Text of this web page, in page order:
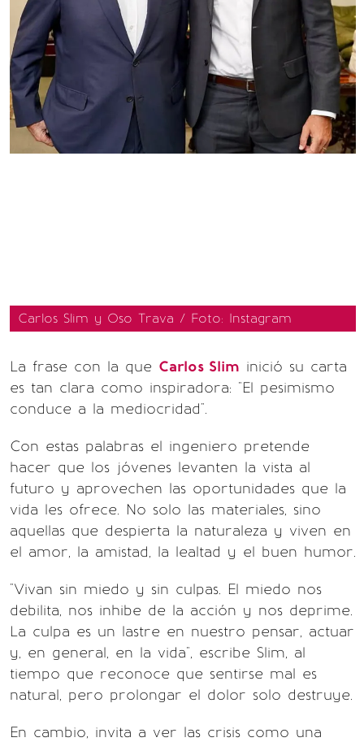
Carlos Slim y Oso Trava / Foto: Instagram
La frase con la que Carlos Slim inició su carta
es tan clara como inspiradora: "El pesimismo
conduce a la mediocridad".
Con estas palabras el ingeniero pretende
hacer que los jóvenes levanten la vista al
futuro y aprovechen las oportunidades que la
vida les ofrece. No solo las materiales, sino
aquellas que despierta la naturaleza y viven en
el amor, la amistad, la lealtad y el buen humor.
"Vivan sin miedo y sin culpas. El miedo nos
debilita, nos inhibe de la acción y nos deprime.
La culpa es un lastre en nuestro pensar, actuar
y, en general, en la vida", escribe Slim, al
tiempo que reconoce que sentirse mal es
natural, pero prolongar el dolor solo destruye.
En cambio, invita a ver las crisis como una